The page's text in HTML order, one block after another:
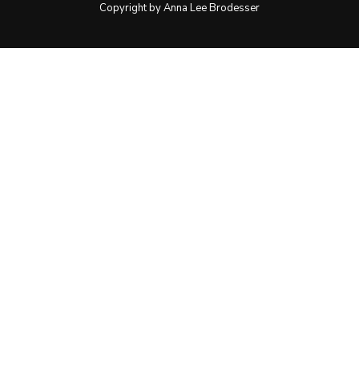
Copyright by Anna Lee Brodesser